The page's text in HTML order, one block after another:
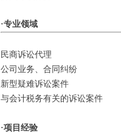
·专业领域
民商诉讼代理
公司业务、合同纠纷
新型疑难诉讼案件
与会计税务有关的诉讼案件
·项目经验